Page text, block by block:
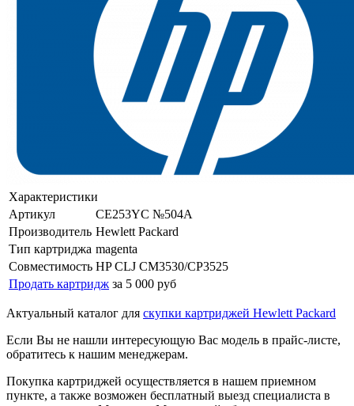
Характеристики
Артикул
CE253YC №504A
Производитель Hewlett Packard
Тип картриджа magenta
Совместимость HP CLJ CM3530/CP3525
Продать картридж за 5 000 руб
Актуальный каталог для скупки картриджей Hewlett Packard
Если Вы не нашли интересующую Вас модель в прайс-листе,
обратитесь к нашим менеджерам.
Покупка картриджей осуществляется в нашем приемном
пункте, а также возможен бесплатный выезд специалиста в